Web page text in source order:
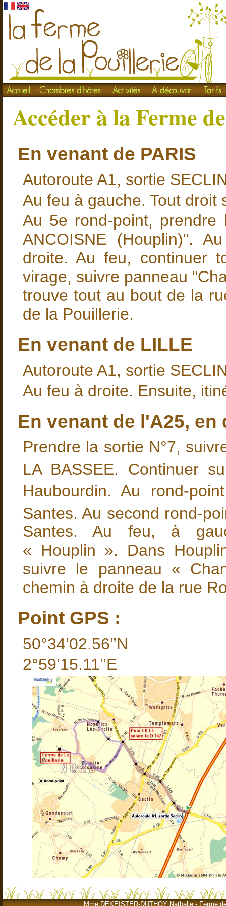
Accéder à la Ferme
En venant de PARIS
Autoroute A1, sortie
Au feu à gauche. Tout droit
Au 5e rond-point, prendre
ANCOISNE (Houplin)".
droite. Au feu, continuer
virage, suivre panneau
trouve tout au bout de la
de la Pouillerie.
En venant de LILLE
Autoroute A1, sortie
Au feu à droite. Ensuite,
En venant de l'A25,
Prendre la sortie N°7,
LA BASSEE. Continuer
Haubourdin. Au rond-
Santes. Au second rond-
Santes. Au feu, à
« Houplin ». Dans
suivre le panneau «
chemin à droite de la rue
Point GPS :
50°34’02.56’’N
2°59’15.11’’E
Mme DEKEISTER-DUTHOY Nathalie - Ferme